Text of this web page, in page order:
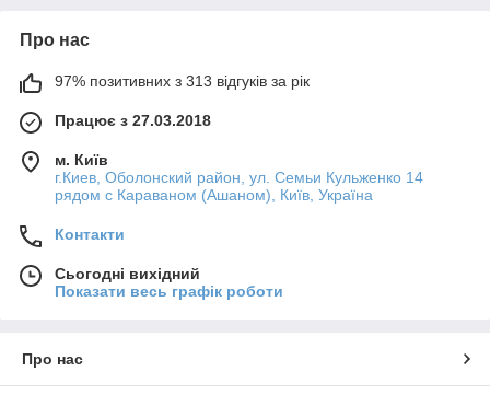
Про нас
97% позитивних з 313 відгуків за рік
Працює з 27.03.2018
м. Київ
г.Киев, Оболонский район, ул. Семьи Кульженко 14
рядом с Караваном (Ашаном), Київ, Україна
Контакти
Сьогодні вихідний
Показати весь графік роботи
Про нас